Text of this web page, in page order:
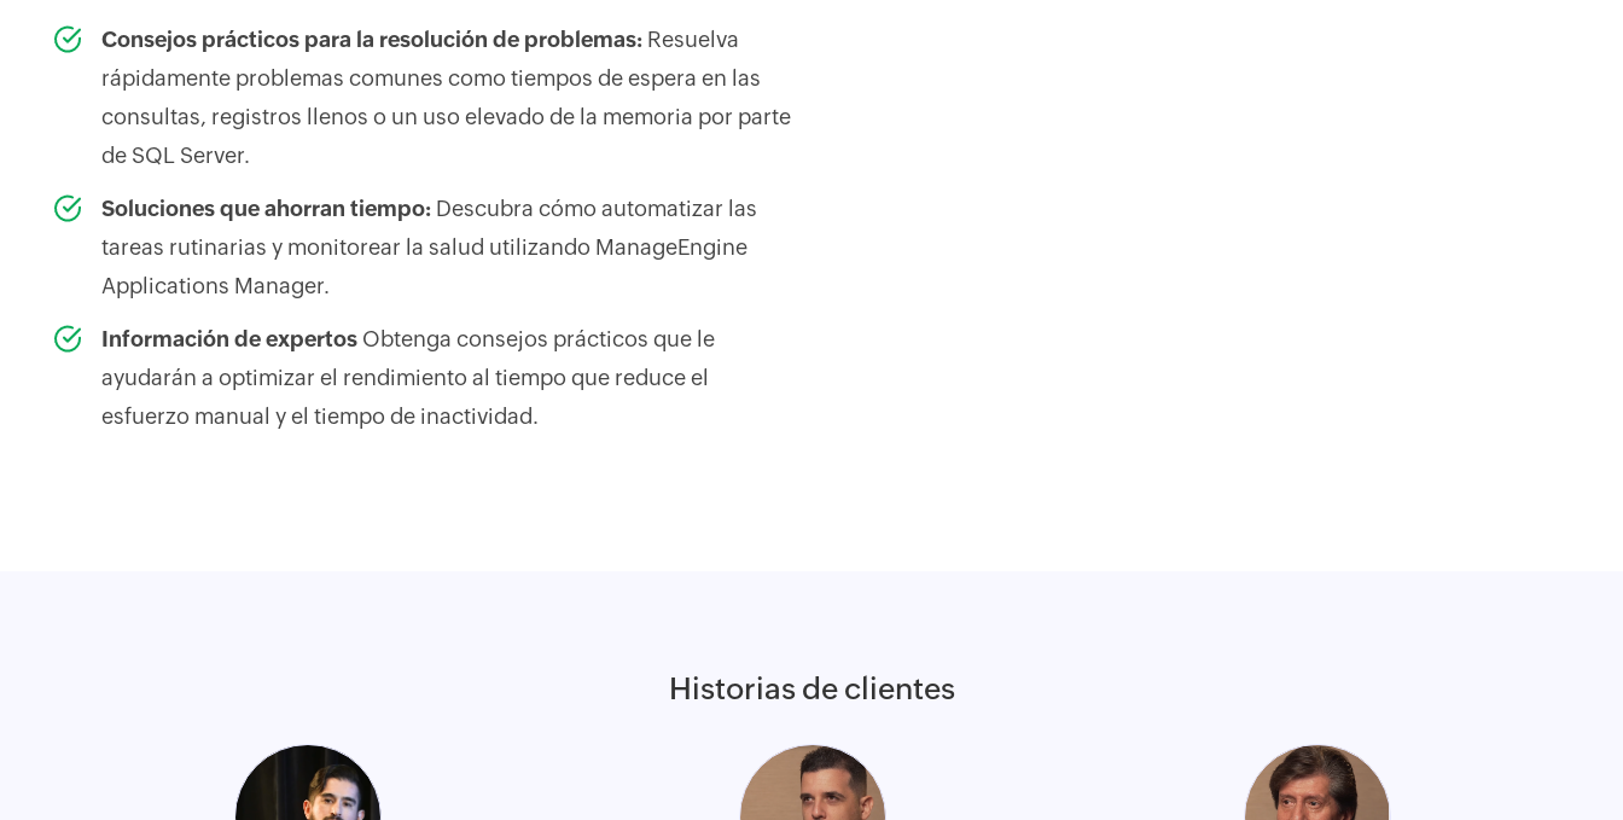
Consejos prácticos para la resolución de problemas: Resuelva
rápidamente problemas comunes como tiempos de espera en las
consultas, registros llenos o un uso elevado de la memoria por parte
de SQL Server.
Soluciones que ahorran tiempo: Descubra cómo automatizar las
tareas rutinarias y monitorear la salud utilizando ManageEngine
Applications Manager.
Información de expertos Obtenga consejos prácticos que le
ayudarán a optimizar el rendimiento al tiempo que reduce el
esfuerzo manual y el tiempo de inactividad.
Historias de clientes